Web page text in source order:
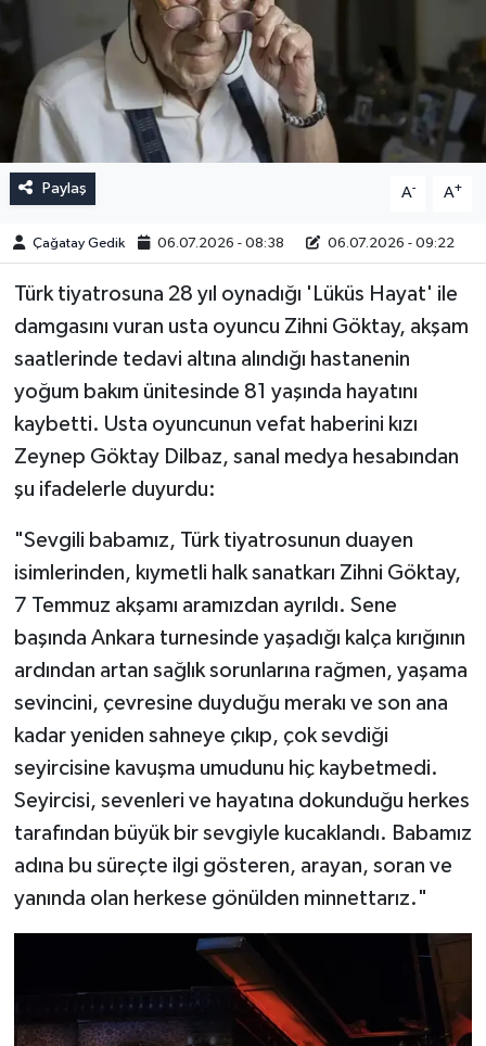
Paylaş A- A+
Çağatay Gedik 06.07.2026 - 08:38 06.07.2026 - 09:22
Türk tiyatrosuna 28 yıl oynadığı 'Lüküs Hayat' ile
damgasını vuran usta oyuncu Zihni Göktay, akşam
saatlerinde tedavi altına alındığı hastanenin
yoğum bakım ünitesinde 81 yaşında hayatını
kaybetti. Usta oyuncunun vefat haberini kızı
Zeynep Göktay Dilbaz, sanal medya hesabından
şu ifadelerle duyurdu:
"Sevgili babamız, Türk tiyatrosunun duayen
isimlerinden, kıymetli halk sanatkarı Zihni Göktay,
7 Temmuz akşamı aramızdan ayrıldı. Sene
başında Ankara turnesinde yaşadığı kalça kırığının
ardından artan sağlık sorunlarına rağmen, yaşama
sevincini, çevresine duyduğu merakı ve son ana
kadar yeniden sahneye çıkıp, çok sevdiği
seyircisine kavuşma umudunu hiç kaybetmedi.
Seyircisi, sevenleri ve hayatına dokunduğu herkes
tarafından büyük bir sevgiyle kucaklandı. Babamız
adına bu süreçte ilgi gösteren, arayan, soran ve
yanında olan herkese gönülden minnettarız."